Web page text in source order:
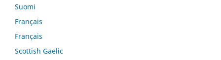
Suomi
Français
Français
Scottish Gaelic